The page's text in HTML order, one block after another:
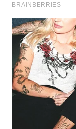
WN
TANGERANG
WN
BINJAI